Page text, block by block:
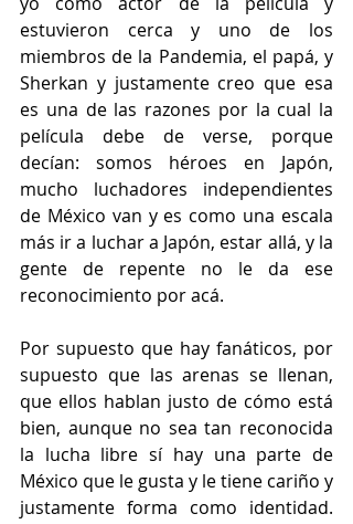
estuvieron cerca y uno de los
miembros de la Pandemia, el papá, y
Sherkan y justamente creo que esa
es una de las razones por la cual la
película debe de verse, porque
decían: somos héroes en Japón,
mucho luchadores independientes
de México van y es como una escala
más ir a luchar a Japón, estar allá, y la
gente de repente no le da ese
reconocimiento por acá.
Por supuesto que hay fanáticos, por
supuesto que las arenas se llenan,
que ellos hablan justo de cómo está
bien, aunque no sea tan reconocida
la lucha libre sí hay una parte de
México que le gusta y le tiene cariño y
justamente forma como identidad.